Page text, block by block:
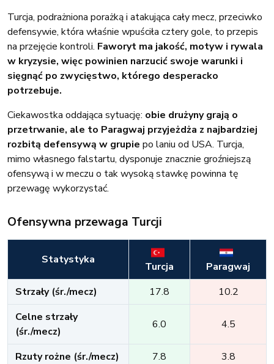
Turcja, podrażniona porażką i atakująca cały mecz, przeciwko
defensywie, która właśnie wpuściła cztery gole, to przepis
na przejęcie kontroli. Faworyt ma jakość, motyw i rywala
w kryzysie, więc powinien narzucić swoje warunki i
sięgnąć po zwycięstwo, którego desperacko
potrzebuje.
Ciekawostka oddająca sytuację: obie drużyny grają o
przetrwanie, ale to Paragwaj przyjeżdża z najbardziej
rozbitą defensywą w grupie po laniu od USA. Turcja,
mimo własnego falstartu, dysponuje znacznie groźniejszą
ofensywą i w meczu o tak wysoką stawkę powinna tę
przewagę wykorzystać.
Ofensywna przewaga Turcji
Statystyka
Turcja
Paragwaj
Strzały (śr./mecz)
17.8
10.2
Celne strzały
(śr./mecz)
6.0 4.5
Rzuty rożne (śr./mecz) 7.8 3.8